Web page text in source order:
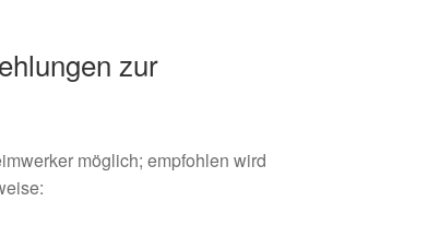
zur
möglich; empfohlen wird